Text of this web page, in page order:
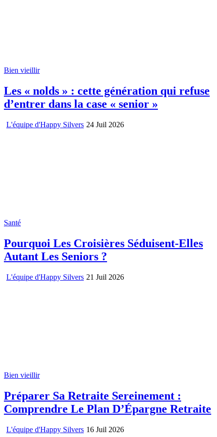
Bien vieillir
Les « nolds » : cette génération qui refuse
d’entrer dans la case « senior »
L'équipe d'Happy Silvers 24 Juil 2026
Santé
Pourquoi Les Croisières Séduisent-Elles
Autant Les Seniors ?
L'équipe d'Happy Silvers 21 Juil 2026
Bien vieillir
Préparer Sa Retraite Sereinement :
Comprendre Le Plan D’Épargne Retraite
L'équipe d'Happy Silvers 16 Juil 2026